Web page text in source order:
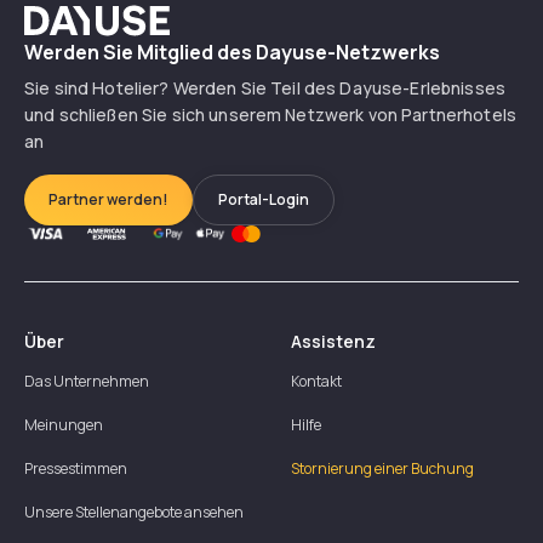
Dayuse
Werden Sie Mitglied des Dayuse-Netzwerks
Sie sind Hotelier? Werden Sie Teil des Dayuse-Erlebnisses
und schließen Sie sich unserem Netzwerk von Partnerhotels
an
Partner werden! Portal-Login
Über
Das Unternehmen
Meinungen
Pressestimmen
Unsere Stellenangebote ansehen
Assistenz
Kontakt
Hilfe
Stornierung einer Buchung